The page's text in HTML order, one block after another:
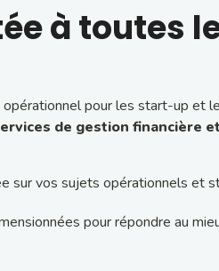
à toutes
pour les start-up et
de gestion financière et
sur vos sujets opérationnels et
pour répondre au